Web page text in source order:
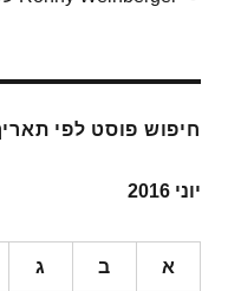
חיפוש פוסט לפי
יוני 2016
א ב ג